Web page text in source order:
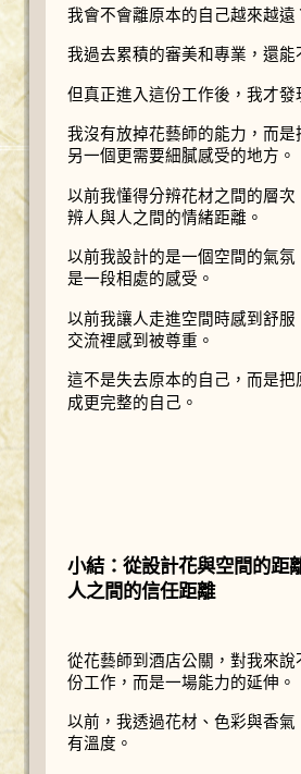
我會不會離原本的自己越來越遠
我過去累積的審美和專業，還能
但真正進入這份工作後，我才發
我沒有放掉花藝師的能力，而是
另一個更需要細膩感受的地方。
以前我懂得分辨花材之間的層次
辨人與人之間的情緒距離。
以前我設計的是一個空間的氣氛
是一段相處的感受。
以前我讓人走進空間時感到舒服
交流裡感到被尊重。
這不是失去原本的自己，而是把
成更完整的自己。
小結：從設計花與空間的距
人之間的信任距離
從花藝師到酒店公關，對我來說
份工作，而是一場能力的延伸。
以前，我透過花材、色彩與香氣
有溫度。